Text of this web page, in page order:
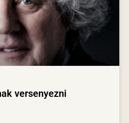
versenyezni